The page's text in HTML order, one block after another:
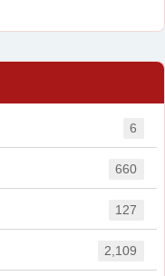
6
660
127
2,109